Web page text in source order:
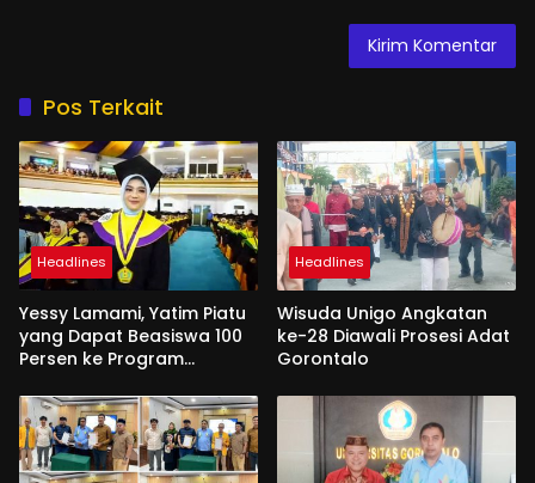
Pos Terkait
Headlines
Yessy Lamami, Yatim Piatu
yang Dapat Beasiswa 100
Persen ke Program
Headlines
Wisuda Unigo Angkatan
ke-28 Diawali Prosesi Adat
Gorontalo